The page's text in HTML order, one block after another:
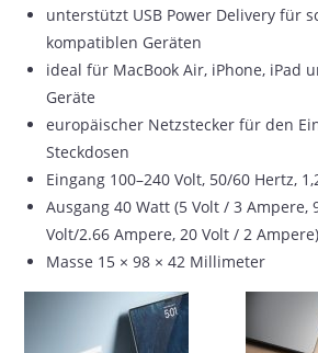
unterstützt USB Power Delivery für
kompatiblen Geräten
ideal für MacBook Air, iPhone, iPad
Geräte
europäischer Netzstecker für den
Steckdosen
Eingang 100–240 Volt, 50/60 Hertz,
Ausgang 40 Watt (5 Volt / 3 Ampere,
Volt/2.66 Ampere, 20 Volt / 2 Ampere)
Masse 15 × 98 × 42 Millimeter